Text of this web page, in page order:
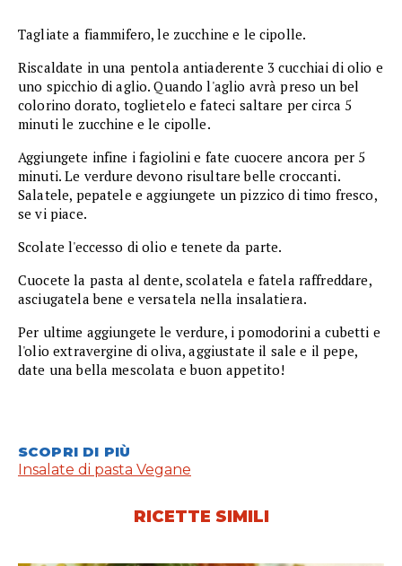
Tagliate a fiammifero, le zucchine e le cipolle.
Riscaldate in una pentola antiaderente 3 cucchiai di olio e
uno spicchio di aglio. Quando l'aglio avrà preso un bel
colorino dorato, toglietelo e fateci saltare per circa 5
minuti le zucchine e le cipolle.
Aggiungete infine i fagiolini e fate cuocere ancora per 5
minuti. Le verdure devono risultare belle croccanti.
Salatele, pepatele e aggiungete un pizzico di timo fresco,
se vi piace.
Scolate l'eccesso di olio e tenete da parte.
Cuocete la pasta al dente, scolatela e fatela raffreddare,
asciugatela bene e versatela nella insalatiera.
Per ultime aggiungete le verdure, i pomodorini a cubetti e
l'olio extravergine di oliva, aggiustate il sale e il pepe,
date una bella mescolata e buon appetito!
SCOPRI DI PIÙ
Insalate di pasta Vegane
RICETTE SIMILI